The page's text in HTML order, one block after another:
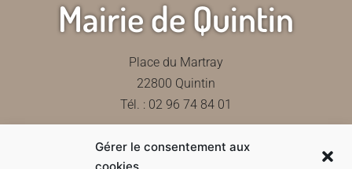
Gérer le consentement aux
Mairie de Quintin
Place du Martray
22800 Quintin
Tél. : 02 96 74 84 01
Contactez-nous